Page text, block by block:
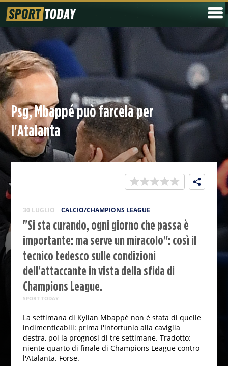
Psg, Mbappé può farcela per
l'Atalanta
30 LUGLIO CALCIO/CHAMPIONS LEAGUE
"Si sta curando, ogni giorno che passa è
importante: ma serve un miracolo": così il
tecnico tedesco sulle condizioni
dell'attaccante in vista della sfida di
Champions League.
SPORT TODAY
La settimana di Kylian Mbappé non è stata di quelle
indimenticabili: prima l'infortunio alla caviglia
destra, poi la prognosi di tre settimane. Tradotto:
niente quarto di finale di Champions League contro
l'Atalanta. Forse.